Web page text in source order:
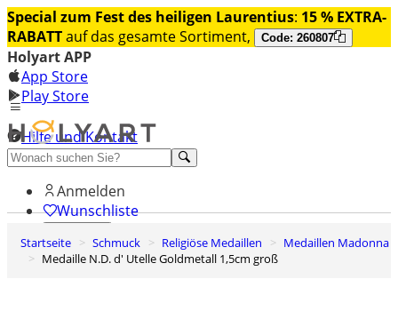
Special zum Fest des heiligen Laurentius: 15 % EXTRA-
RABATTauf das gesamte Sortiment, Code: 260807
Holyart APP
App Store
Play Store
Hilfe und Kontakt
Entdecken Sie Premium
Anmelden
Wunschliste
0
Warenkorb
Startseite Schmuck Religiöse Medaillen
Medaillen Madonna
Medaille N.D. d' Utelle Goldmetall 1,5cm groß